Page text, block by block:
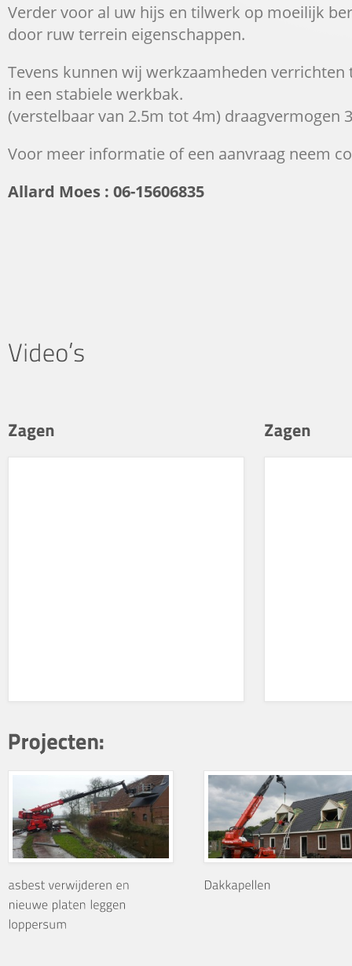
Verder voor al uw hijs en tilwerk op moeilijk
door ruw terrein eigenschappen.
Tevens kunnen wij werkzaamheden
in een stabiele werkbak.
(verstelbaar van 2.5m tot 4m) draagvermogen
Voor meer informatie of een aanvraag neem
Allard Moes : 06-15606835